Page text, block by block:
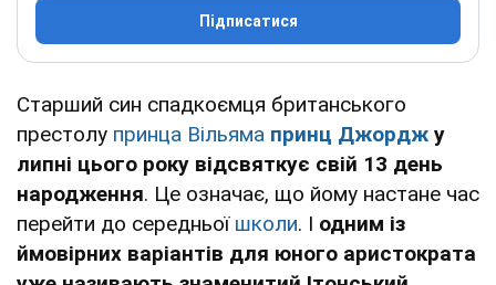
Підписатися
Старший син спадкоємця британського
престолу принца Вільяма принц Джордж у
липні цього року відсвяткує свій 13 день
народження. Це означає, що йому настане час
перейти до середньої школи. І одним із
ймовірних варіантів для юного аристократа